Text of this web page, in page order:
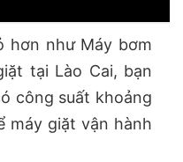
hơn như Máy bơm
tại Lào Cai, bạn
công suất khoảng
máy giặt vận hành